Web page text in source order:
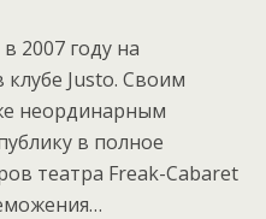
2007 году на
клубе Justo. Своим
неординарным
в полное
театра Freak-Cabaret